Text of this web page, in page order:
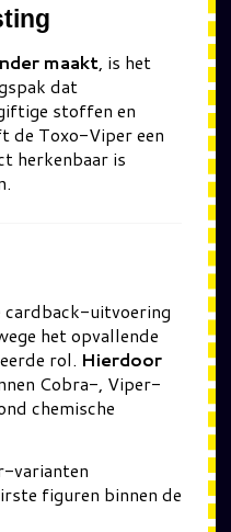
maakt , is het
dat
stoffen en
de Toxo-Viper een
herkenbaar is
cardback-uitvoering
het opvallende
rol. Hierdoor
Cobra-, Viper-
chemische
varianten
figuren binnen de